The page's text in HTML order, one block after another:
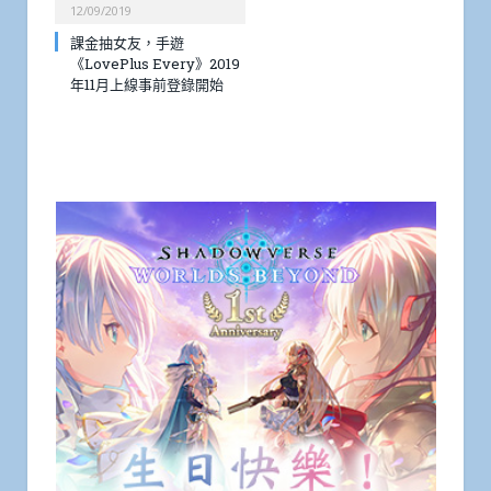
12/09/2019
課金抽女友，手遊
《LovePlus Every》2019
年11月上線事前登錄開始